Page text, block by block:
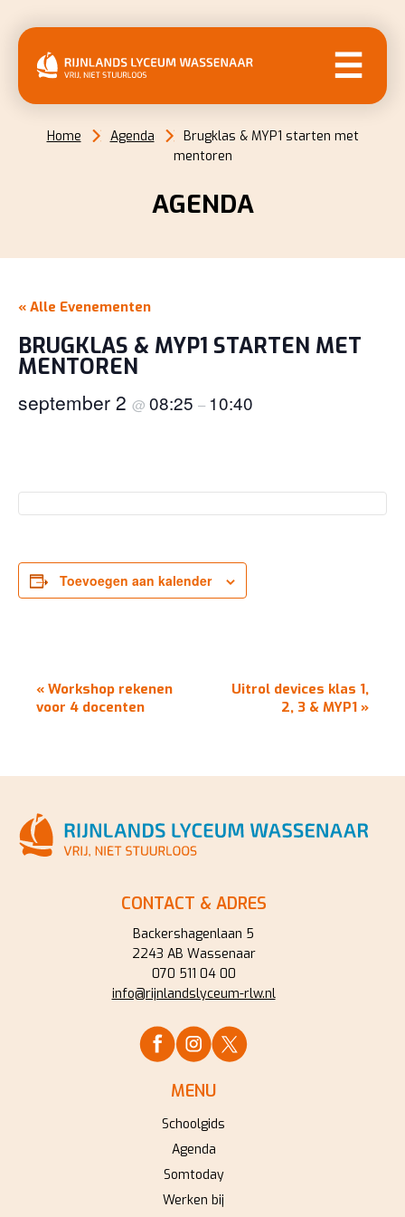
Home Agenda
Brugklas & MYP1 starten met
mentoren
AGENDA
« Alle Evenementen
BRUGKLAS & MYP1 STARTEN MET
MENTOREN
september 2 @ 08:25 – 10:40
Toevoegen aan kalender
EVENEMENT
NAVIGATIE
« Workshop rekenen
voor 4 docenten
Uitrol devices klas 1,
2, 3 & MYP1 »
CONTACT & ADRES
Backershagenlaan 5
2243 AB Wassenaar
070 511 04 00
info@rijnlandslyceum-rlw.nl
MENU
Schoolgids
Agenda
Somtoday
Werken bij